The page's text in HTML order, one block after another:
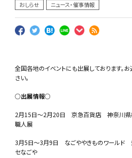
おしらせ ニュース・催事情報
全国各地のイベントにも出展しております。
さい。
○出展情報○
2月15日〜2月20日 京急百貨店 神奈川
職人展
3月5日〜3月9日 なごややきものワールド
セなごや